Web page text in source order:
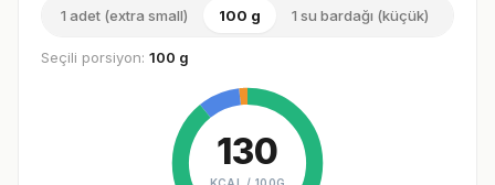
1 adet (extra small) 100 g 1 su bardağı (küçük)
Seçili porsiyon: 100 g
130